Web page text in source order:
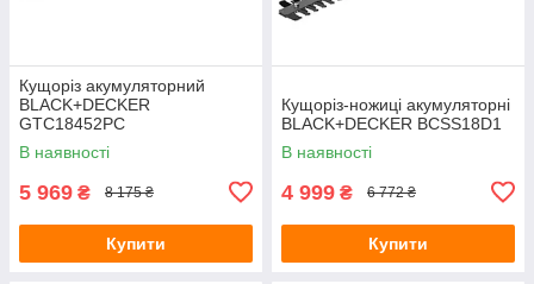
Кущоріз акумуляторний
BLACK+DECKER
GTC18452PC
В наявності
5 969 ₴ 8 175 ₴
Купити
Кущоріз-ножиці акумуляторні
BLACK+DECKER BCSS18D1
В наявності
4 999 ₴ 6 772 ₴
Купити